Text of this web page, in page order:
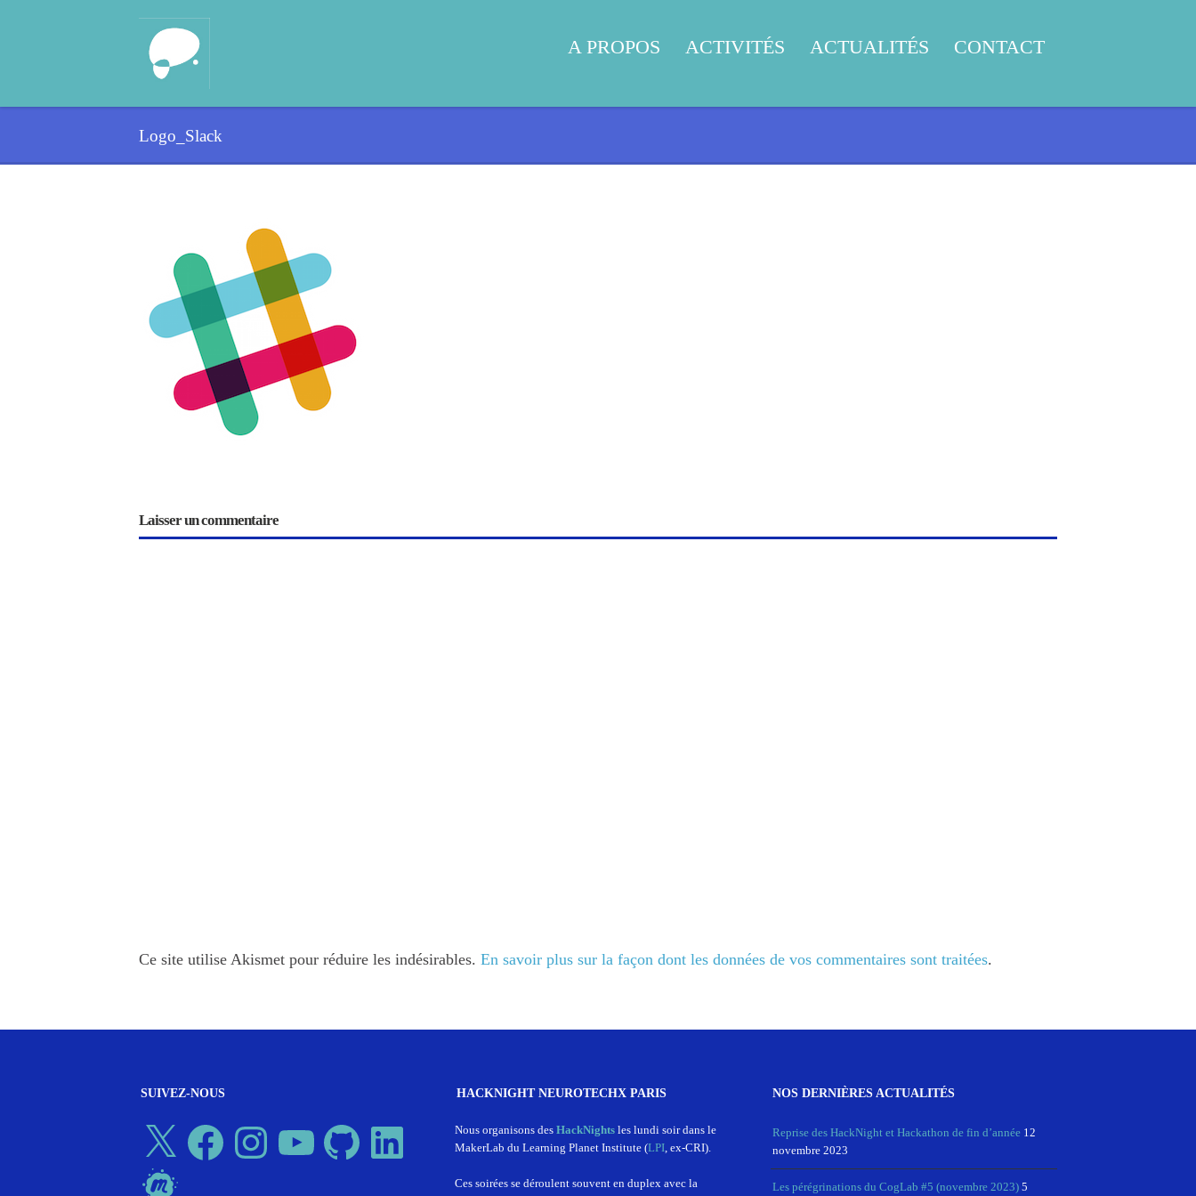
A PROPOS ACTIVITÉS ACTUALITÉS CONTACT
Logo_Slack
Laisser un commentaire
Ce site utilise Akismet pour réduire les indésirables. En savoir plus sur la façon dont les données de vos commentaires sont traitées.
SUIVEZ-NOUS
Facebook Instagram GitHub LinkedIn
Meetup
HACKNIGHT NEUROTECHX PARIS
Nous organisons des HackNightsles lundi soir dans le
MakerLab du Learning Planet Institute (LPI, ex-CRI).
Ces soirées se déroulent souvent en duplex avec la
NOS DERNIÈRES ACTUALITÉS
Reprise des HackNight et Hackathon de fin d’année 12
novembre 2023
Les pérégrinations du CogLab #5 (novembre 2023) 5